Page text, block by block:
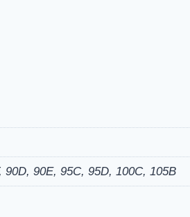
90D, 90E, 95C, 95D, 100C, 105B